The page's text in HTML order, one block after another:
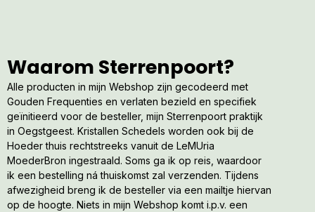
Waarom Sterrenpoort?
Alle producten in mijn Webshop zijn gecodeerd met
Gouden Frequenties en verlaten bezield en specifiek
geïnitieerd voor de besteller, mijn Sterrenpoort praktijk
in Oegstgeest. Kristallen Schedels worden ook bij de
Hoeder thuis rechtstreeks vanuit de LeMUria
MoederBron ingestraald. Soms ga ik op reis, waardoor
ik een bestelling ná thuiskomst zal verzenden. Tijdens
afwezigheid breng ik de besteller via een mailtje hiervan
op de hoogte. Niets in mijn Webshop komt i.p.v. een